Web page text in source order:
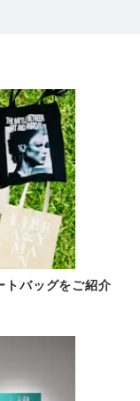
トバッグをご紹介